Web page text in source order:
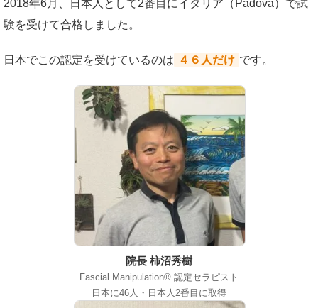
2018年6月、日本人として2番目にイタリア（Padova）で試
験を受けて合格しました。
日本でこの認定を受けているのは ４６人だけ です。
院長 柿沼秀樹
Fascial Manipulation® 認定セラピスト
日本に46人・日本人2番目に取得